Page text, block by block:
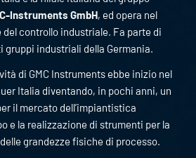
Instruments GmbH, ed opera nel
del controllo industriale. Fa parte di
industriali della Germania.
di GMC Instruments ebbe inizio nel
Italia diventando, in pochi anni, un
il mercato dell’impiantistica
e la realizzazione di strumenti per la
grandezze fisiche di processo.